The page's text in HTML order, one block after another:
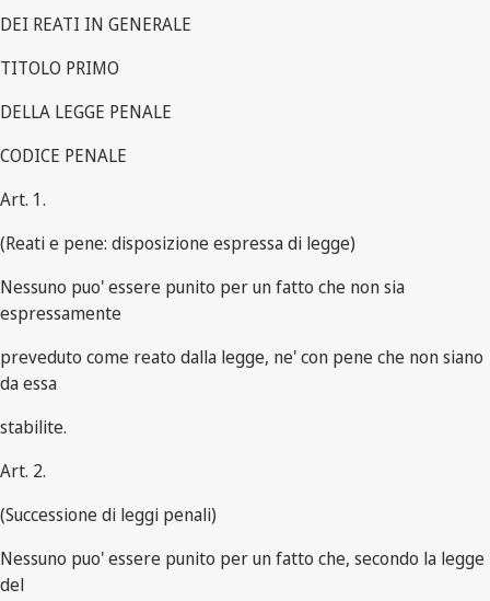
DEI REATI IN GENERALE
TITOLO PRIMO
DELLA LEGGE PENALE
CODICE PENALE
Art. 1.
(Reati e pene: disposizione espressa di legge)
Nessuno puo' essere punito per un fatto che non sia
espressamente
preveduto come reato dalla legge, ne' con pene che non siano
da essa
stabilite.
Art. 2.
(Successione di leggi penali)
Nessuno puo' essere punito per un fatto che, secondo la legge
del